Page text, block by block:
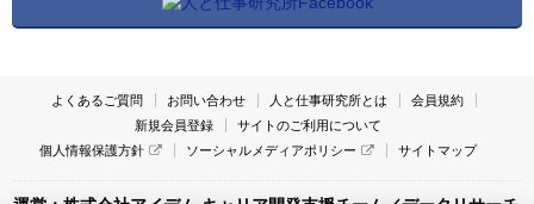
よくあるご質問 お問い合わせ 人と仕事研究所とは
会員規約
新規会員登録
サイトのご利用について
個人情報保護方針
ソーシャルメディアポリシー サイトマップ